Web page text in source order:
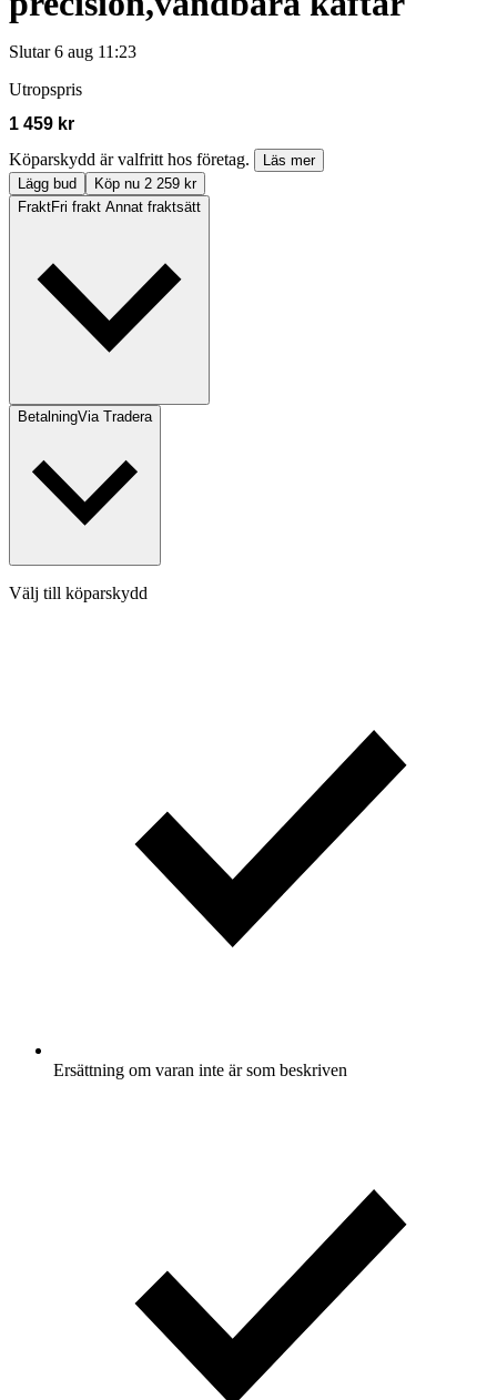
Slutar 6 aug 11:23
Utropspris
1 459 kr
Köparskydd är valfritt hos företag.
Läs mer
Lägg bud
Köp nu 2 259 kr
FraktFri frakt Annat fraktsätt
BetalningVia Tradera
Välj till köparskydd
Ersättning om varan inte är som beskriven